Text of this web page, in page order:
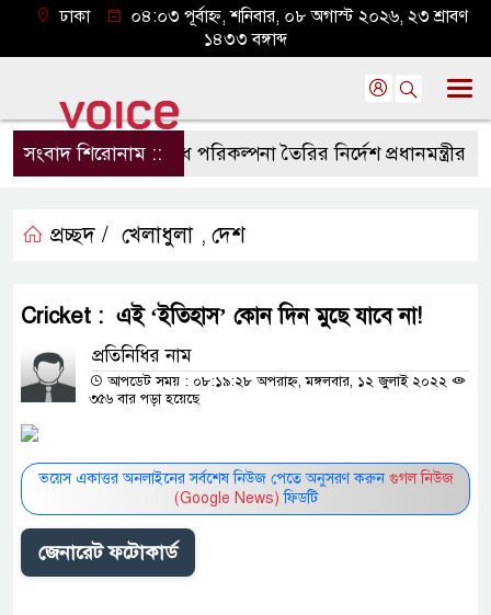
ঢাকা
০৪:০৩ পূর্বাহ্ন, শনিবার, ০৮ অগাস্ট ২০২৬, ২৩ শ্রাবণ
১৪৩৩ বঙ্গাব্দ
সংবাদ শিরোনাম ::
নদীদূষণ রোধে পরিকল্পনা তৈরির নির্দেশ প্রধানমন্ত্রীর
প্রচ্ছদ / খেলাধুলা , দেশ
Cricket : এই ‘ইতিহাস’ কোন দিন মুছে যাবে না!
প্রতিনিধির নাম
আপডেট সময় : ০৮:১৯:২৮ অপরাহ্ন, মঙ্গলবার, ১২ জুলাই ২০২২
৩৫৬ বার পড়া হয়েছে
ভয়েস একাত্তর অনলাইনের সর্বশেষ নিউজ পেতে অনুসরণ করুন গুগল নিউজ
(Google News) ফিডটি
জেনারেট ফটোকার্ড